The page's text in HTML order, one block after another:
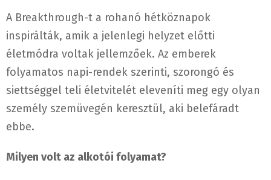
A Breakthrough-t a rohanó hétköznapok
inspirálták, amik a jelenlegi helyzet előtti
életmódra voltak jellemzőek. Az emberek
folyamatos napi-rendek szerinti, szorongó és
siettséggel teli életvitelét eleveníti meg egy olyan
személy szemüvegén keresztül, aki belefáradt
ebbe.
Milyen volt az alkotói folyamat?